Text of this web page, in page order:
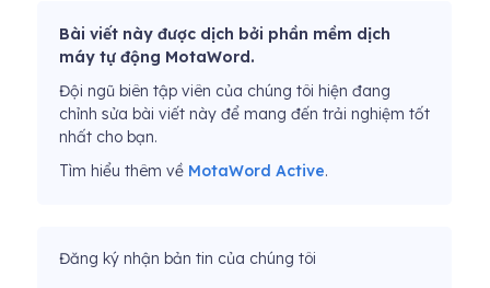
Bài viết này được dịch bởi phần mềm dịch
máy tự động MotaWord.
Đội ngũ biên tập viên của chúng tôi hiện đang
chỉnh sửa bài viết này để mang đến trải nghiệm tốt
nhất cho bạn.
Tìm hiểu thêm về MotaWord Active.
Đăng ký nhận bản tin của chúng tôi